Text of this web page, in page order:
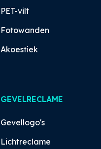
PET-vilt
Fotowanden
Akoestiek
GEVELRECLAME
Gevellogo's
Lichtreclame